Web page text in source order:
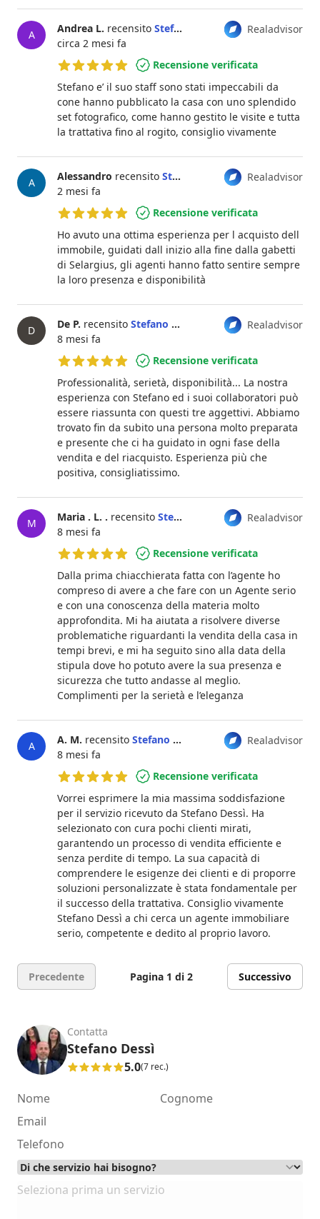
A Realadvisor
Andrea L. recensito Stefano Dessì
circa 2 mesi fa
Recensione verificata
5 su 5 stelle
Stefano e’ il suo staff sono stati impeccabili da
cone hanno pubblicato la casa con uno splendido
set fotografico, come hanno gestito le visite e tutta
la trattativa fino al rogito, consiglio vivamente
A Realadvisor
Alessandro recensito Stefano Dessì
2 mesi fa
Recensione verificata
Ho avuto una ottima esperienza per l acquisto dell
immobile, guidati dall inizio alla fine dalla gabetti
di Selargius, gli agenti hanno fatto sentire sempre
la loro presenza e disponibilità
D Realadvisor
De P. recensito Stefano Dessì
8 mesi fa
Recensione verificata
5 su 5 stelle
Professionalità, serietà, disponibilità... La nostra
esperienza con Stefano ed i suoi collaboratori può
essere riassunta con questi tre aggettivi. Abbiamo
trovato fin da subito una persona molto preparata
e presente che ci ha guidato in ogni fase della
vendita e del riacquisto. Esperienza più che
positiva, consigliatissimo.
M Realadvisor
Maria . L. . recensito Stefano Dessì
8 mesi fa
Recensione verificata
5 su 5 stelle
Dalla prima chiacchierata fatta con l’agente ho
compreso di avere a che fare con un Agente serio
e con una conoscenza della materia molto
approfondita. Mi ha aiutata a risolvere diverse
problematiche riguardanti la vendita della casa in
tempi brevi, e mi ha seguito sino alla data della
stipula dove ho potuto avere la sua presenza e
sicurezza che tutto andasse al meglio.
Complimenti per la serietà e l’eleganza
A Realadvisor
A. M. recensito Stefano Dessì
8 mesi fa
Recensione verificata
5 su 5 stelle
Vorrei esprimere la mia massima soddisfazione
per il servizio ricevuto da Stefano Dessì. Ha
selezionato con cura pochi clienti mirati,
garantendo un processo di vendita efficiente e
senza perdite di tempo. La sua capacità di
comprendere le esigenze dei clienti e di proporre
soluzioni personalizzate è stata fondamentale per
il successo della trattativa. Consiglio vivamente
Stefano Dessì a chi cerca un agente immobiliare
serio, competente e dedito al proprio lavoro.
Precedente Pagina 1 di 2 Successivo
Contatta
Stefano Dessì
5.0(7 rec.)